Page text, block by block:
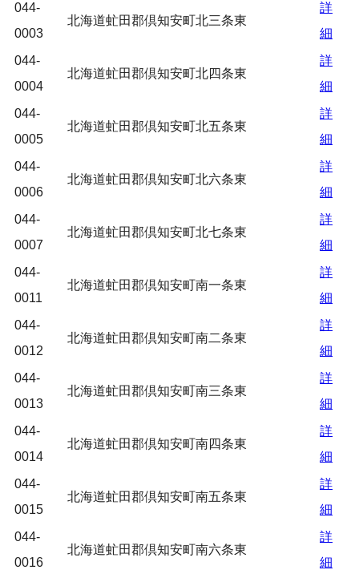
044-
0003
北海道虻田郡倶知安町北三条東
詳
細
044-
0004
北海道虻田郡倶知安町北四条東
詳
細
044-
0005
北海道虻田郡倶知安町北五条東
詳
細
044-
0006
北海道虻田郡倶知安町北六条東
詳
細
044-
0007
北海道虻田郡倶知安町北七条東
詳
細
044-
0011
北海道虻田郡倶知安町南一条東
詳
細
044-
0012
北海道虻田郡倶知安町南二条東
詳
細
044-
0013
北海道虻田郡倶知安町南三条東
詳
細
044-
0014
北海道虻田郡倶知安町南四条東
詳
細
044-
0015
北海道虻田郡倶知安町南五条東
詳
細
044-
0016
北海道虻田郡倶知安町南六条東
詳
細